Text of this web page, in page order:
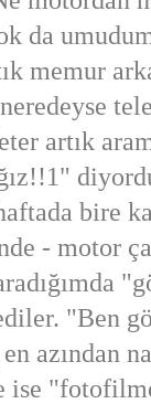
da
memur
artık
bire
- motor
"Ben
azından
ise